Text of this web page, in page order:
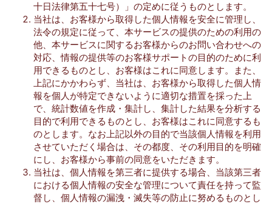
十日法律第五十七号）」の定めに従うものとします。
当社は、お客様から取得した個人情報を安全に管理し、
法令の規定に従って、本サービスの提供のための利用の
他、本サービスに関するお客様からのお問い合わせへの
対応、情報の提供等のお客様サポートの目的のために利
用できるものとし、お客様はこれに同意します。また、
上記にかかわらず、当社は、お客様から取得した個人情
報を個人が特定できないように適切な措置を採った上
で、統計数値を作成・集計し、集計した結果を分析する
目的で利用できるものとし、お客様はこれに同意するも
のとします。なお上記以外の目的で当該個人情報を利用
させていただく場合は、その都度、その利用目的を明確
にし、お客様から事前の同意をいただきます。
当社は、個人情報を第三者に提供する場合、当該第三者
における個人情報の安全な管理について責任を持って監
督し、個人情報の漏洩・滅失等の防止に努めるものとし